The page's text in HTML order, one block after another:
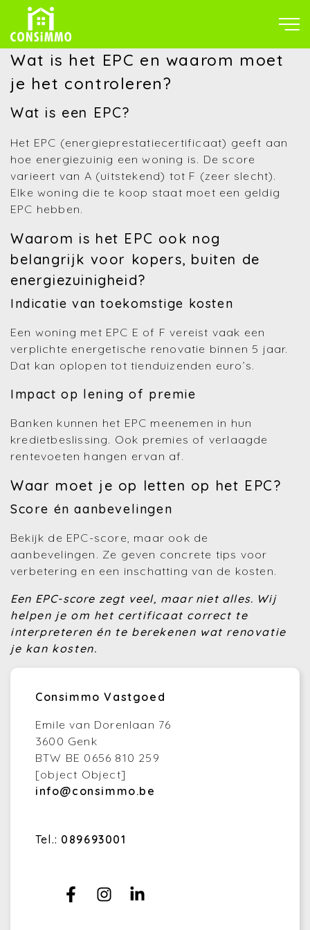
Wat is het EPC en waarom moet
je het controleren?
Wat is een EPC?
Het EPC (energieprestatiecertificaat) geeft aan
hoe energiezuinig een woning is. De score
varieert van A (uitstekend) tot F (zeer slecht).
Elke woning die te koop staat moet een geldig
EPC hebben.
Waarom is het EPC ook nog
belangrijk voor kopers, buiten de
energiezuinigheid?
Indicatie van toekomstige kosten
Een woning met EPC E of F vereist vaak een
verplichte energetische renovatie binnen 5 jaar.
Dat kan oplopen tot tienduizenden euro’s.
Impact op lening of premie
Banken kunnen het EPC meenemen in hun
kredietbeslissing. Ook premies of verlaagde
rentevoeten hangen ervan af.
Waar moet je op letten op het EPC?
Score én aanbevelingen
Bekijk de EPC-score, maar ook de
aanbevelingen. Ze geven concrete tips voor
verbetering en een inschatting van de kosten.
Een EPC-score zegt veel, maar niet alles. Wij
helpen je om het certificaat correct te
interpreteren én te berekenen wat renovatie
je kan kosten.
Consimmo Vastgoed
Emile van Dorenlaan 76
3600 Genk
BTW BE 0656 810 259
[object Object]
info@consimmo.be
Tel.: 089693001